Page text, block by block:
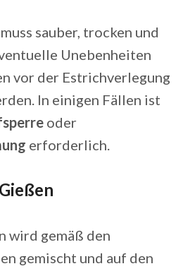
sauber, trocken und
Unebenheiten
vor der Estrichverlegung
In einigen Fällen ist
oder
erforderlich.
wird gemäß den
gemischt und auf den